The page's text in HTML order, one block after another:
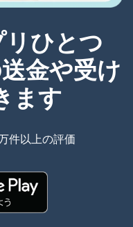
リひとつ
金や受け
ます
件以上の評価
（別ウィン